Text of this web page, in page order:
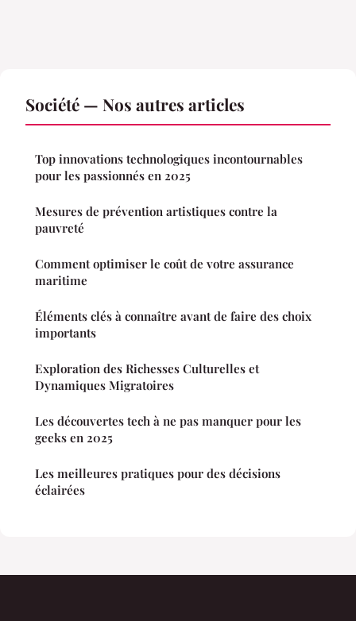
Société — Nos autres articles
Top innovations technologiques incontournables
pour les passionnés en 2025
Mesures de prévention artistiques contre la
pauvreté
Comment optimiser le coût de votre assurance
maritime
Éléments clés à connaître avant de faire des choix
importants
Exploration des Richesses Culturelles et
Dynamiques Migratoires
Les découvertes tech à ne pas manquer pour les
geeks en 2025
Les meilleures pratiques pour des décisions
éclairées